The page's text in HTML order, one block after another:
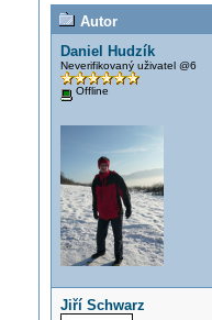
Autor
Daniel Hudzík
Neverifikovaný uživatel @6
Offline
Jiří Schwarz